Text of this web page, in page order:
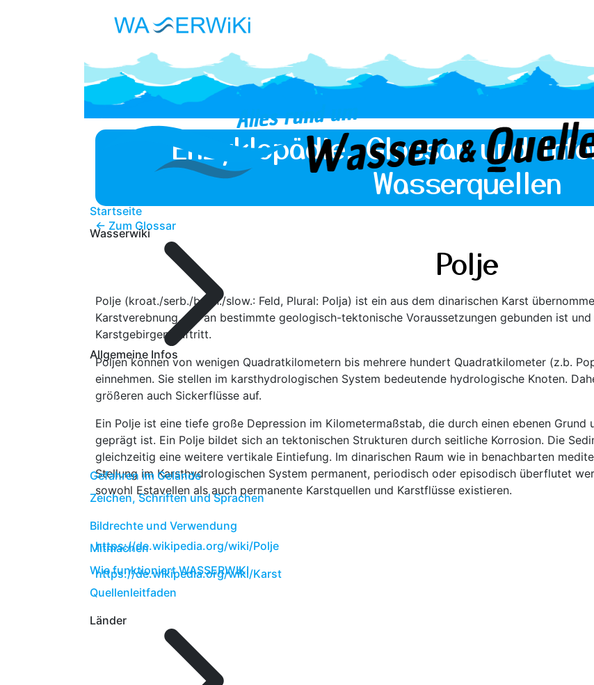
Startseite
Wasserwiki
Allgemeine Infos
Gefahren im Gelände
Zeichen, Schriften und Sprachen
Bildrechte und Verwendung
Mitmachen
Wie funktioniert WASSERWIKI
Quellenleitfaden
Länder
Enzyklopädie, Glossar und
Wasserquellen
← Zum Glossar
Polje
Polje (kroat./serb./bosn./slow.: Feld, Plural: Polja) ist ein aus dem dinarischen Karst
Karstverebnung, die an bestimmte geologisch-tektonische Voraussetzungen gebunden ist
Karstgebirgen auftritt.
Poljen können von wenigen Quadratkilometern bis mehrere hundert Quadratkilometer (z.b.
einnehmen. Sie stellen im karsthydrologischen System bedeutende hydrologische Knoten.
größeren auch Sickerflüsse auf.
Ein Polje ist eine tiefe große Depression im Kilometermaßstab, die durch einen ebenen
geprägt ist. Ein Polje bildet sich an tektonischen Strukturen durch seitliche Korrosion. Die
gleichzeitig eine weitere vertikale Eintiefung. Im dinarischen Raum wie in benachbarten
Stellung im Karsthydrologischen System permanent, periodisch oder episodisch überflutet
sowohl Estavellen als auch permanente Karstquellen und Karstflüsse existieren.
https://de.wikipedia.org/wiki/Polje
https://de.wikipedia.org/wiki/Karst